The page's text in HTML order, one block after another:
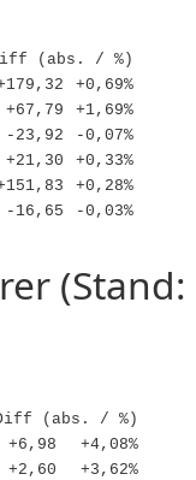
(abs. / %)
+0,69%
+67,79
+1,69%
-23,92
-0,07%
+21,30
+0,33%
+0,28%
-16,65 -0,03%
(Stand:
(abs. / %)
+6,98
+4,08%
+2,60
+3,62%